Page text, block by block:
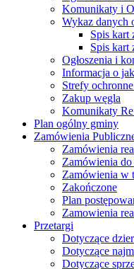
Komunikaty i
Wykaz danych
Spis kart
Spis kart
Ogłoszenia i
Informacja o
Strefy
Zakup węgla
Komunikaty
Plan ogólny gminy
Zamówienia
Zamówienia
Zamówienia
Zamówienia w
Zakończone
Plan
Zamowienia
Przetargi
Dotyczące
Dotyczące
Dotyczące